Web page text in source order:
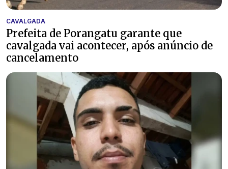
CAVALGADA
Prefeita de Porangatu garante que
cavalgada vai acontecer, após anúncio de
cancelamento